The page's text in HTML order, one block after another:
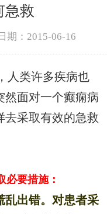
急救
日期：2015-06-16
人类许多疾病也
然面对一个癫痫病
去采取有效的急救
必要措施：
乱出错。对患者采